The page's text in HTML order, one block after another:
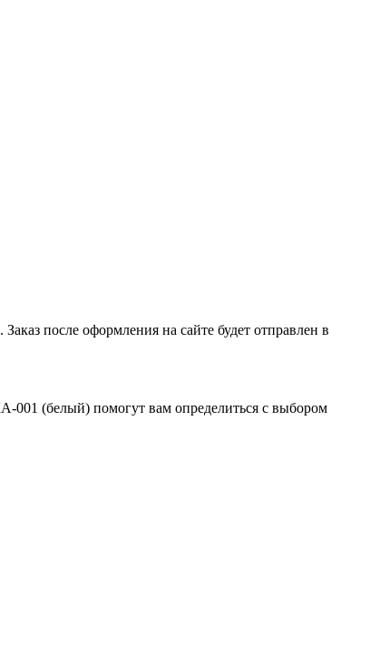
после оформления на сайте будет отправлен в
001 (белый) помогут вам определиться с выбором